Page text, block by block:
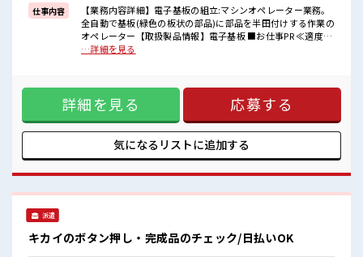
■職場の雰囲気
髪型・髪色自由♪
派手過ぎなければOKだから、
モチベーションもUP！
仕事内容
【業務内容詳細】電子基板の組立:マシンオペレーター業務。
全自動で基板(緑色の板状の部品)に部品を半田付けする作業の
オペレーター【取扱製品情報】電子基板 ■お仕事PR ≪適度な
残業でお給料UP≫ 残業は月20時間未満で、 ほどよく稼げま
り奇抜でなければ基本的に自由！ (規定有)制服があると毎日
の服選びに悩まずOK♪ ≪初めての仕事だけど自分にもできそ
う≫ 新しいことにチャレンジするのは不安だけど、 しっかり
働く環境が整っています！ イチからスキルUP・ステップUP
目指していきましょう！ ■職場の雰囲気 髪型・髪色自由♪ 派
手過ぎなければOKだから、 モチベーションもUP！ ≪20代の
そう♪
…詳細を見る
詳細を見る 応募する
気になるリストに追加する
派遣
キカイのボタン押し・完成品のチェック/日払いOK